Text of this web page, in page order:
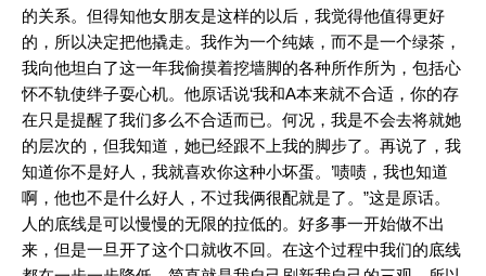
的关系。但得知他女朋友是这样的以后，我觉得他值得更好
的，所以决定把他撬走。我作为一个纯婊，而不是一个绿茶，
我向他坦白了这一年我偷摸着挖墙脚的各种所作所为，包括心
怀不轨使绊子耍心机。他原话说‘我和A本来就不合适，你的存
在只是提醒了我们多么不合适而已。何况，我是不会去将就她
的层次的，但我知道，她已经跟不上我的脚步了。再说了，我
知道你不是好人，我就喜欢你这种小坏蛋。’啧啧，我也知道
啊，他也不是什么好人，不过我俩很配就是了。”这是原话。
人的底线是可以慢慢的无限的拉低的。好多事一开始做不出
来，但是一旦开了这个口就收不回。在这个过程中我们的底线